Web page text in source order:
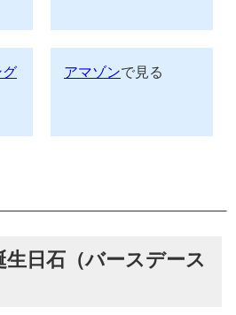
アマゾンで見る
生日石（バースデース